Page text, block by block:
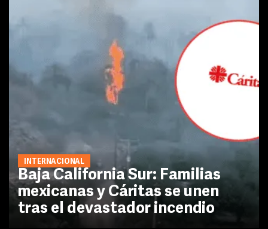
INTERNACIONAL
Baja California Sur: Familias
mexicanas y Cáritas se unen
tras el devastador incendio